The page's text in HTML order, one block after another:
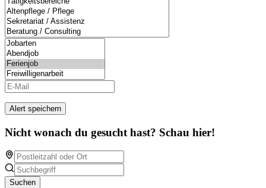
Alert speichern
Nicht wonach du gesucht hast? Schau hier!
Suchen